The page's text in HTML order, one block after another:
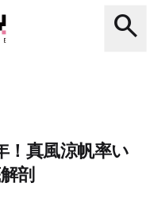
search
！真風涼帆率い
剖